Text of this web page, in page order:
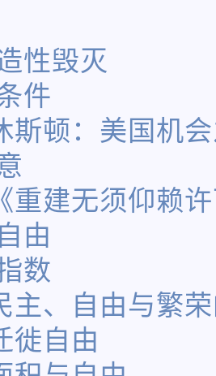
性毁灭
件
斯顿：美国机
重建无须仰赖
由
数
主、自由与繁
徙自由